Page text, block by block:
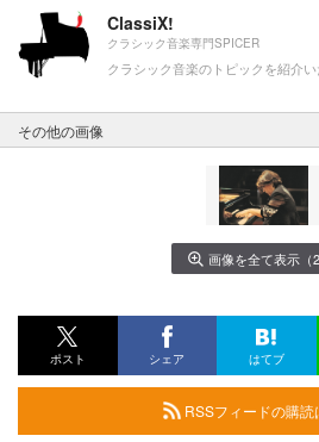
ClassiX!
クラシック音楽専門SPICER
クラシック音楽のトピックを紹介い
その他の画像
画像を全て表示（2
ポスト シェア はてブ
RSSフィードの購読